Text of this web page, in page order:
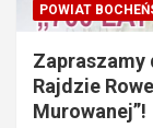
POWIAT
Zapraszamy
Rajdzie
Murowanej”!